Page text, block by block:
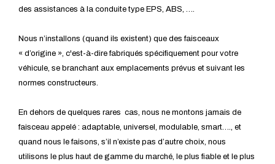
des assistances à la conduite type EPS, ABS, ….
Nous n’installons (quand ils existent) que des faisceaux
« d’origine », c'est-à-dire fabriqués spécifiquement pour votre
véhicule, se branchant aux emplacements prévus et suivant les
normes constructeurs.
En dehors de quelques rares cas, nous ne montons jamais de
faisceau appelé : adaptable, universel, modulable, smart…., et
quand nous le faisons, s’il n’existe pas d’autre choix, nous
utilisons le plus haut de gamme du marché, le plus fiable et le plus